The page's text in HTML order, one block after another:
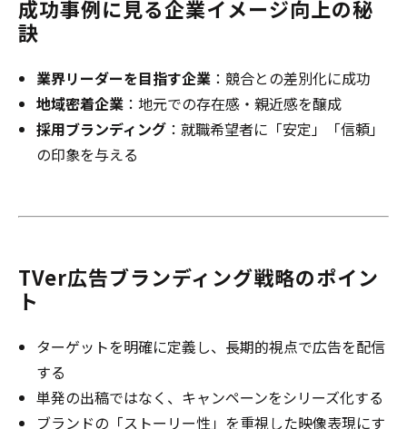
成功事例に見る企業イメージ向上の秘
訣
業界リーダーを目指す企業 ：競合との差別化に成功
地域密着企業 ：地元での存在感・親近感を醸成
採用ブランディング ：就職希望者に「安定」「信頼」
の印象を与える
TVer広告ブランディング戦略のポイン
ト
ターゲットを明確に定義し、長期的視点で広告を配信
する
単発の出稿ではなく、キャンペーンをシリーズ化する
ブランドの「ストーリー性」を重視した映像表現にす